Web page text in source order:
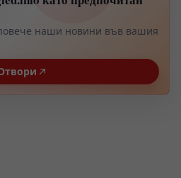
наши новини във вашия